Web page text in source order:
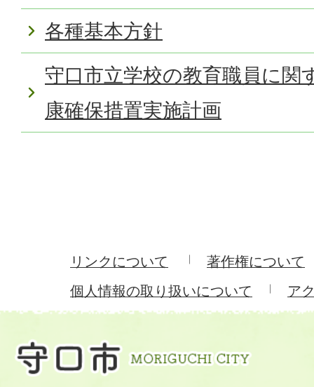
各種基本方針
守口市立学校の教育職員に関
康確保措置実施計画
リンクについて
著作権について
個人情報の取り扱いについて
ア